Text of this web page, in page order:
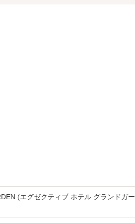
(エグゼクティブ ホテル グランドガー